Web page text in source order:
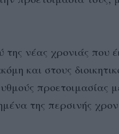
νέας χρονιάς που
και στους
προετοιμασίας
της περσινής